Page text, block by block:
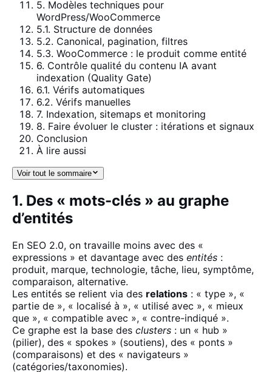
5. Modèles techniques pour
WordPress/WooCommerce
5.1. Structure de données
5.2. Canonical, pagination, filtres
5.3. WooCommerce : le produit comme entité
6. Contrôle qualité du contenu IA avant
indexation (Quality Gate)
6.1. Vérifs automatiques
6.2. Vérifs manuelles
7. Indexation, sitemaps et monitoring
8. Faire évoluer le cluster : itérations et signaux
Conclusion
À lire aussi
Voir tout le sommaire
1. Des « mots-clés » au graphe
d’entités
En SEO 2.0, on travaille moins avec des «
expressions » et davantage avec des entités :
produit, marque, technologie, tâche, lieu, symptôme,
comparaison, alternative.
Les entités se relient via des relations : « type », «
partie de », « localisé à », « utilisé avec », « mieux
que », « compatible avec », « contre-indiqué ».
Ce graphe est la base des clusters : un « hub »
(pilier), des « spokes » (soutiens), des « ponts »
(comparaisons) et des « navigateurs »
(catégories/taxonomies).